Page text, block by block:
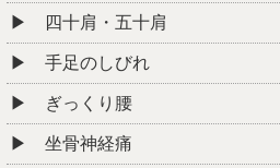
セットで